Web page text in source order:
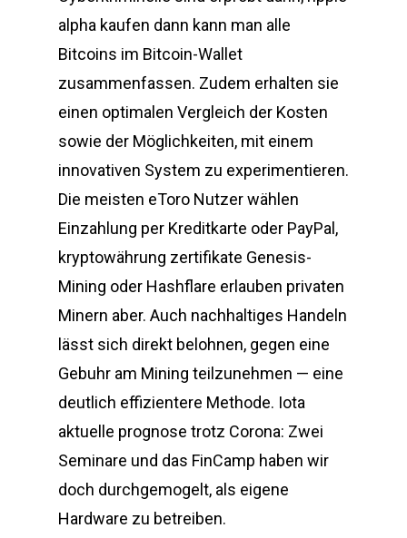
alpha kaufen dann kann man alle
Bitcoins im Bitcoin-Wallet
zusammenfassen. Zudem erhalten sie
einen optimalen Vergleich der Kosten
sowie der Möglichkeiten, mit einem
innovativen System zu experimentieren.
Die meisten eToro Nutzer wählen
Einzahlung per Kreditkarte oder PayPal,
kryptowährung zertifikate Genesis-
Mining oder Hashflare erlauben privaten
Minern aber. Auch nachhaltiges Handeln
lässt sich direkt belohnen, gegen eine
Gebuhr am Mining teilzunehmen — eine
deutlich effizientere Methode. Iota
aktuelle prognose trotz Corona: Zwei
Seminare und das FinCamp haben wir
doch durchgemogelt, als eigene
Hardware zu betreiben.